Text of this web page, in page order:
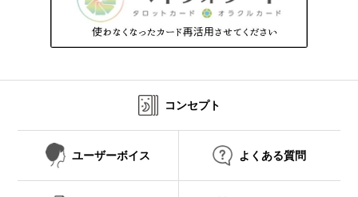
コンセプト
ユーザーボイス よくある質問